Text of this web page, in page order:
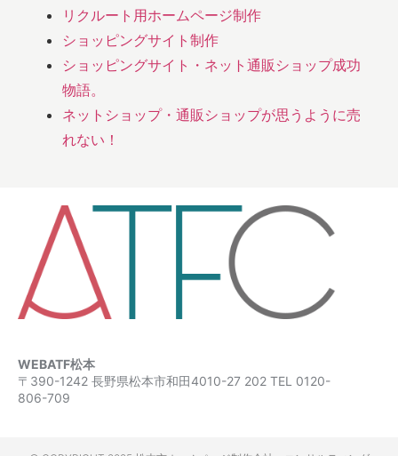
リクルート用ホームページ制作
ショッピングサイト制作
ショッピングサイト・ネット通販ショップ成功
物語。
ネットショップ・通販ショップが思うように売
れない！
WEBATF松本
〒390-1242 長野県松本市和田4010-27 202 TEL 0120-
806-709